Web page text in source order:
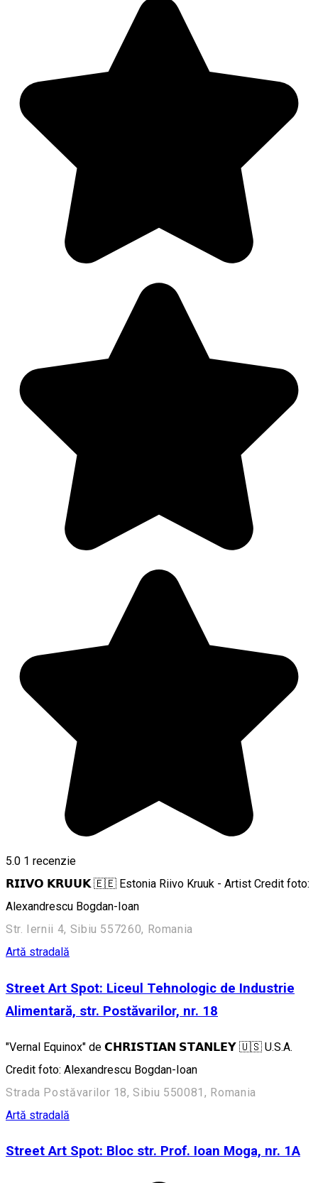
5.0 1 recenzie
𝗥𝗜𝗜𝗩𝗢 𝗞𝗥𝗨𝗨𝗞 🇪🇪 Estonia Riivo Kruuk - Artist Credit foto:
Alexandrescu Bogdan-Ioan
Str. Iernii 4, Sibiu 557260, Romania
Artă stradală
Street Art Spot: Liceul Tehnologic de Industrie
Alimentară, str. Postăvarilor, nr. 18
"Vernal Equinox" de 𝗖𝗛𝗥𝗜𝗦𝗧𝗜𝗔𝗡 𝗦𝗧𝗔𝗡𝗟𝗘𝗬 🇺🇸 U.S.A.
Credit foto: Alexandrescu Bogdan-Ioan
Strada Postăvarilor 18, Sibiu 550081, Romania
Artă stradală
Street Art Spot: Bloc str. Prof. Ioan Moga, nr. 1A